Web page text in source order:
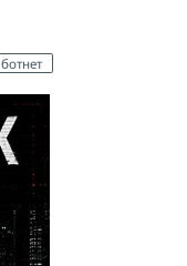
ботнет